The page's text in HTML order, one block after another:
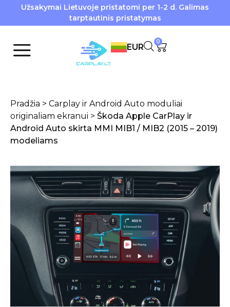
Užsakymai Lietuvoje pristatomi per 1-2 d. Galimas
tarptautinis pristatymas
EUR
0
Pradžia > Carplay ir Android Auto moduliai
originaliam ekranui > Škoda Apple CarPlay ir
Android Auto skirta MMI MIB1 / MIB2 (2015 – 2019)
modeliams